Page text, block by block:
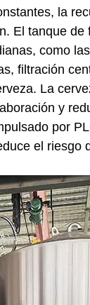
la
El tanque
como
filtración
La
y
por
el riesgo